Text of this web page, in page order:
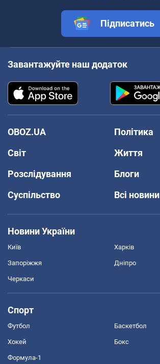
Підписатись
Завантажуйте наш додаток
OBOZ.UA
Політика
Світ
Життя
Розслідування
Блоги
Суспільство
Всі новини
Новини України
Київ Харків
Запоріжжя Дніпро
Черкаси
Спорт
Футбол Баскетбол
Хокей Бокс
Формула-1